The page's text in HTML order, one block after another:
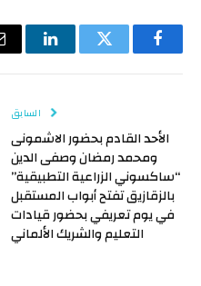
فيسبوكتويتر لينكدإن
السابق
الأحد القادم بحضور الاشمونى
ومحمد رمضان وصفى الدين
“ساكسوني الزراعية التطبيقية”
بالزقازيق تفتح أبواب المستقبل
في يوم تعريفي بحضور قيادات
التعليم والشريك الألماني